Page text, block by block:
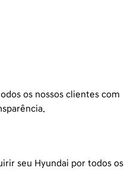
os nossos clientes com
seu Hyundai por todos os